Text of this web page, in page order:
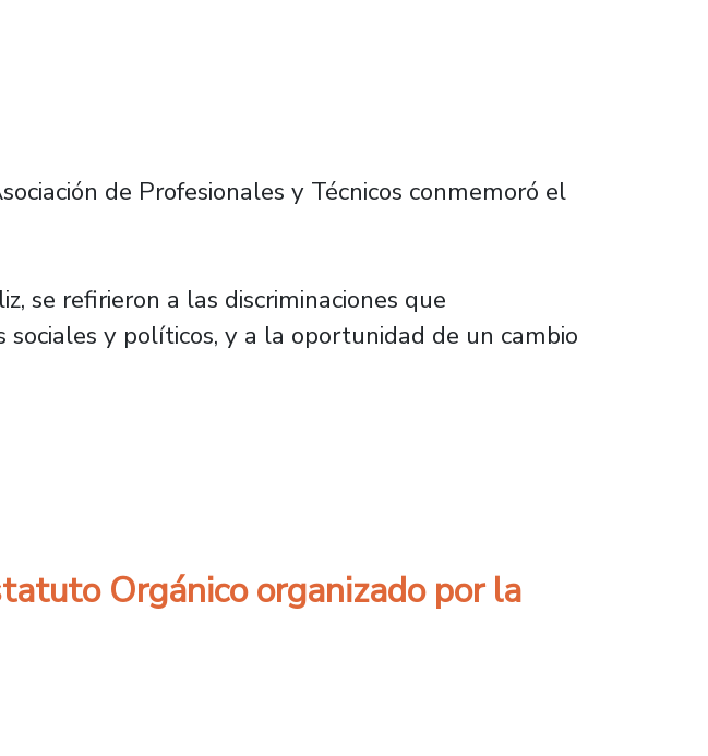
de Profesionales y Técnicos conmemoró el
se refirieron a las discriminaciones que
y políticos, y a la oportunidad de un cambio
de la Usach luego del 8 de marzo
Orgánico organizado por la